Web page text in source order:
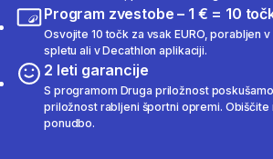
Program zvestobe – 1 € = 10
Osvojite 10 točk za vsak EURO, porabljen
spletu ali v Decathlon aplikaciji.
2 leti garancije
S programom Druga priložnost
priložnost rabljeni športni opremi. Obiščite
ponudbo.